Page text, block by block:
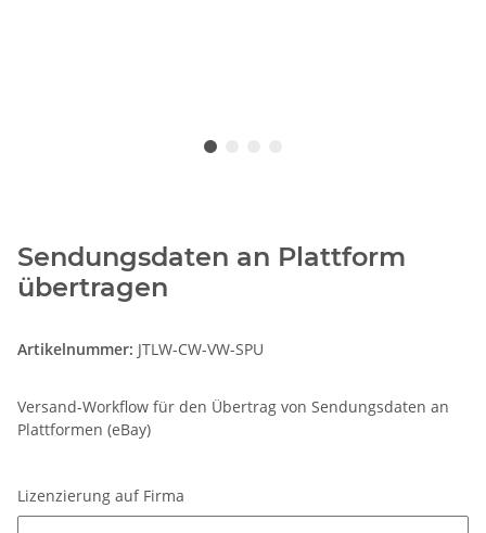
Sendungsdaten an Plattform
übertragen
Artikelnummer: JTLW-CW-VW-SPU
Versand-Workflow für den Übertrag von Sendungsdaten an
Plattformen (eBay)
Lizenzierung auf Firma